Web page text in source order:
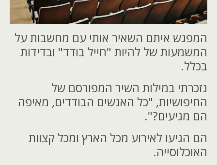
המפגש איתם השאיר אותי עם מחשבות על
המשמעות של להיות "חייל בודד" ובדידות
בכלל.
נזכרתי במילות השיר המפורסם של
החיפושיות, "כל האנשים הבודדים, מאיפה
הם מגיעים?".
הם הגיעו לאירוע מכל הארץ ומכל קצוות
האוכלוסייה.